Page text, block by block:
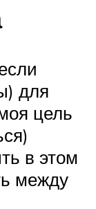
для
цель
в этом
между